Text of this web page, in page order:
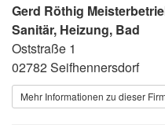
Gerd Röthig
Sanitär, Heizung, Bad
Oststraße 1
02782 Seifhennersdorf
Mehr Informationen zu dieser